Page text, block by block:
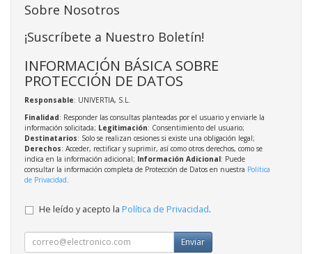
Sobre Nosotros
¡Suscríbete a Nuestro Boletín!
INFORMACIÓN BÁSICA SOBRE
PROTECCIÓN DE DATOS
Responsable: UNIVERTIA, S.L.
Finalidad: Responder las consultas planteadas por el usuario y enviarle la
información solicitada; Legitimación: Consentimiento del usuario;
Destinatarios: Solo se realizan cesiones si existe una obligación legal;
Derechos: Acceder, rectificar y suprimir, así como otros derechos, como se
indica en la información adicional; Información Adicional: Puede
consultar la información completa de Protección de Datos en nuestra Política
de Privacidad
He leído y acepto la Política de Privacidad.
Enviar